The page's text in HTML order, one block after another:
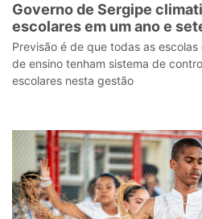
Governo de Sergipe
escolares em um ano e
Previsão é de que todas as
de ensino tenham sistema de
escolares nesta gestão